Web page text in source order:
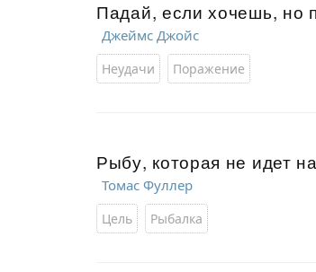
Падай, если хочешь, но
Джеймс Джойс
Неудачи Поражение
Рыбу, которая не идет
Томас Фуллер
Цель Рыбалка